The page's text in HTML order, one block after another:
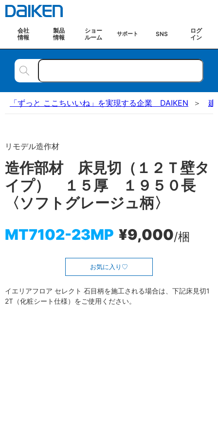
会社
情報
製品
情報
ショー
ルーム
サポート SNS
ログ
イン
「ずっと ここちいいね」を実現する企業 DAIKEN 建
リモデル造作材
造作部材 床見切（１２Ｔ壁タ
イプ） １５厚 １９５０長
〈ソフトグレージュ柄〉
MT7102-23MP ¥9,000/梱
お気に入り
イエリアフロア セレクト 石目柄を施工される場合は、下記床見切1
2T（化粧シート仕様）をご使用ください。